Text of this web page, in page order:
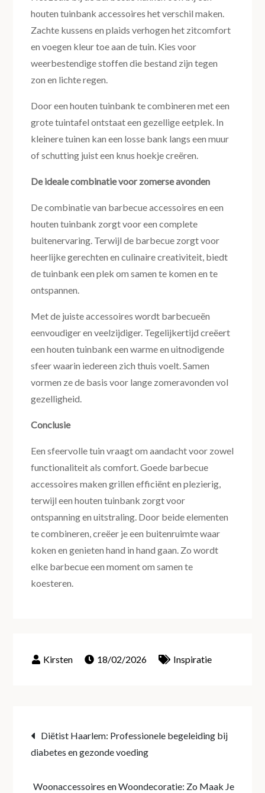
houten tuinbank accessoires het verschil maken.
Zachte kussens en plaids verhogen het zitcomfort
en voegen kleur toe aan de tuin. Kies voor
weerbestendige stoffen die bestand zijn tegen
zon en lichte regen.
Door een houten tuinbank te combineren met een
grote tuintafel ontstaat een gezellige eetplek. In
kleinere tuinen kan een losse bank langs een muur
of schutting juist een knus hoekje creëren.
De ideale combinatie voor zomerse avonden
De combinatie van barbecue accessoires en een
houten tuinbank zorgt voor een complete
buitenervaring. Terwijl de barbecue zorgt voor
heerlijke gerechten en culinaire creativiteit, biedt
de tuinbank een plek om samen te komen en te
ontspannen.
Met de juiste accessoires wordt barbecueën
eenvoudiger en veelzijdiger. Tegelijkertijd creëert
een houten tuinbank een warme en uitnodigende
sfeer waarin iedereen zich thuis voelt. Samen
vormen ze de basis voor lange zomeravonden vol
gezelligheid.
Conclusie
Een sfeervolle tuin vraagt om aandacht voor zowel
functionaliteit als comfort. Goede barbecue
accessoires maken grillen efficiënt en plezierig,
terwijl een houten tuinbank zorgt voor
ontspanning en uitstraling. Door beide elementen
te combineren, creëer je een buitenruimte waar
koken en genieten hand in hand gaan. Zo wordt
elke barbecue een moment om samen te
koesteren.
18/02/2026 Inspiratie
Post
navigation
Diëtist Haarlem: Professionele begeleiding bij
diabetes en gezonde voeding
Woonaccessoires en Woondecoratie: Zo Maak Je